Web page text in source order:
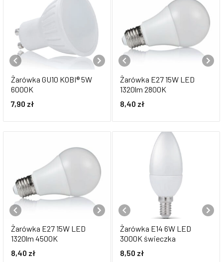
Żarówka GU10 KOBI® 5W
6000K
7,90 zł
Żarówka E27 15W LED
1320lm 2800K
8,40 zł
Żarówka E27 15W LED
1320lm 4500K
8,40 zł
Żarówka E14 6W LED
3000K świeczka
8,50 zł